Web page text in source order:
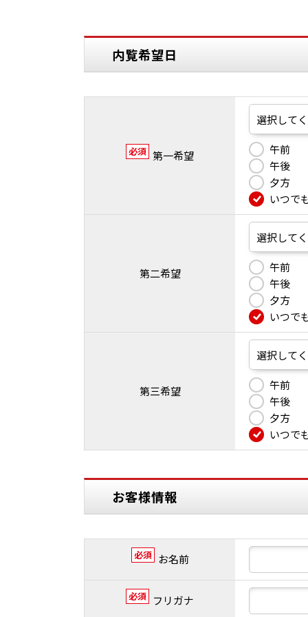
内覧希望日
必須 第一希望
午前
午後
夕方
いつで
第二希望
午前
午後
夕方
いつで
第三希望
午前
午後
夕方
いつで
お客様情報
必須 お名前
必須 フリガナ